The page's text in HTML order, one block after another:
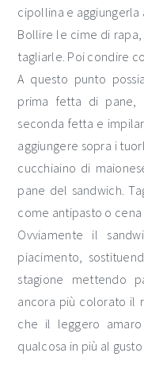
cipollina e aggiungerla
Bollire le cime di
tagliarle. Poi condire
A questo punto
prima fetta di pane,
seconda fetta e
aggiungere sopra i
cucchiaino di
pane del sandwich.
come antipasto o
Ovviamente il
piacimento,
stagione mettendo
ancora più colorato il
che il leggero
qualcosa in più al